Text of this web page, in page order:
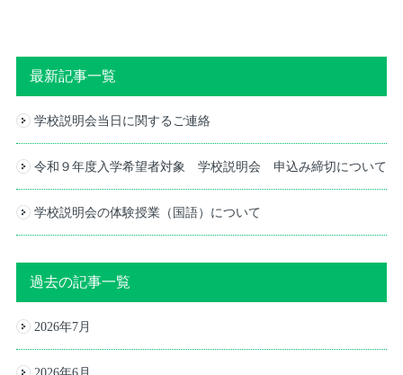
最新記事一覧
学校説明会当日に関するご連絡
令和９年度入学希望者対象 学校説明会 申込み締切について
学校説明会の体験授業（国語）について
過去の記事一覧
2026年7月